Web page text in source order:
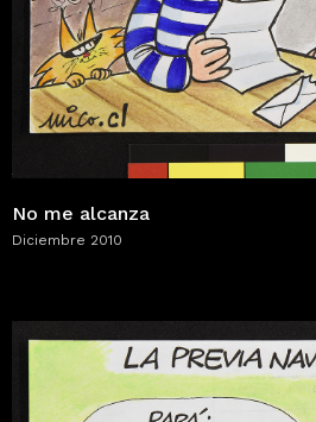
No me alcanza
Diciembre 2010